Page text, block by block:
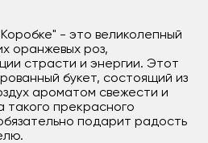
- это великолепный
оранжевых роз,
страсти и энергии. Этот
букет, состоящий из
ароматом свежести и
такого прекрасного
подарит радость